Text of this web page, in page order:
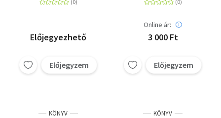
Előjegyezhető
Előjegyzem
Online ár:
3 000 Ft
Előjegyzem
KÖNYV KÖNYV